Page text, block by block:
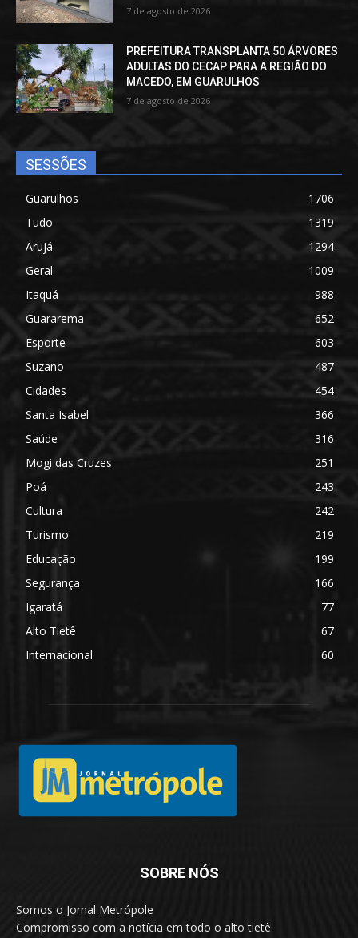
7 de agosto de 2026
PREFEITURA TRANSPLANTA 50 ÁRVORES
ADULTAS DO CECAP PARA A REGIÃO DO
MACEDO, EM GUARULHOS
7 de agosto de 2026
SESSÕES
Guarulhos
1706
Tudo
1319
Arujá
1294
Geral
1009
Itaquá
988
Guararema
652
Esporte
603
Suzano
487
Cidades
454
Santa Isabel
366
Saúde
316
Mogi das Cruzes
251
Poá
243
Cultura
242
Turismo
219
Educação
199
Segurança
166
Igaratá
77
Alto Tietê
67
Internacional
60
SOBRE NÓS
Somos o Jornal Metrópole
Compromisso com a notícia em todo o alto tietê.